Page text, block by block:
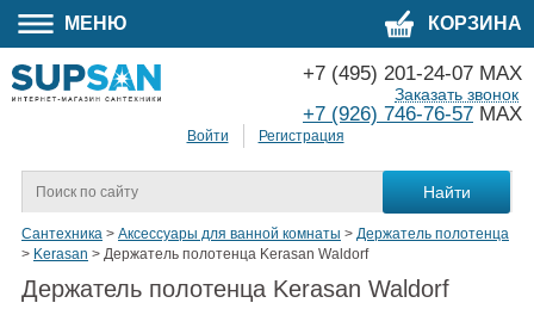
МЕНЮ КОРЗИНА
Войти Регистрация
+7 (495) 201-24-07 MAX
+7 (926) 746-76-57 MAX
Заказать звонок
Сантехника > Аксессуары для ванной комнаты > Держатель полотенца
> Kerasan > Держатель полотенца Kerasan Waldorf
Держатель полотенца Kerasan Waldorf